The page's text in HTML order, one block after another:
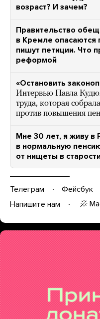
возраст? И зачем?
Правительство
в Кремле
пишут петиции. Что
реформой
«Остановить
Интервью Павла
труда, которая
против повышения
Мне 30 лет, я живу в
в нормальную
от нищеты в
Телеграм Фейсбук
Напишите нам